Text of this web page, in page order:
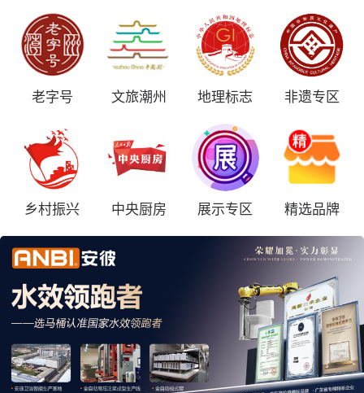
老字号 文旅潮州 地理标志 非遗专区
乡村振兴 中央厨房 展示专区 精选品牌